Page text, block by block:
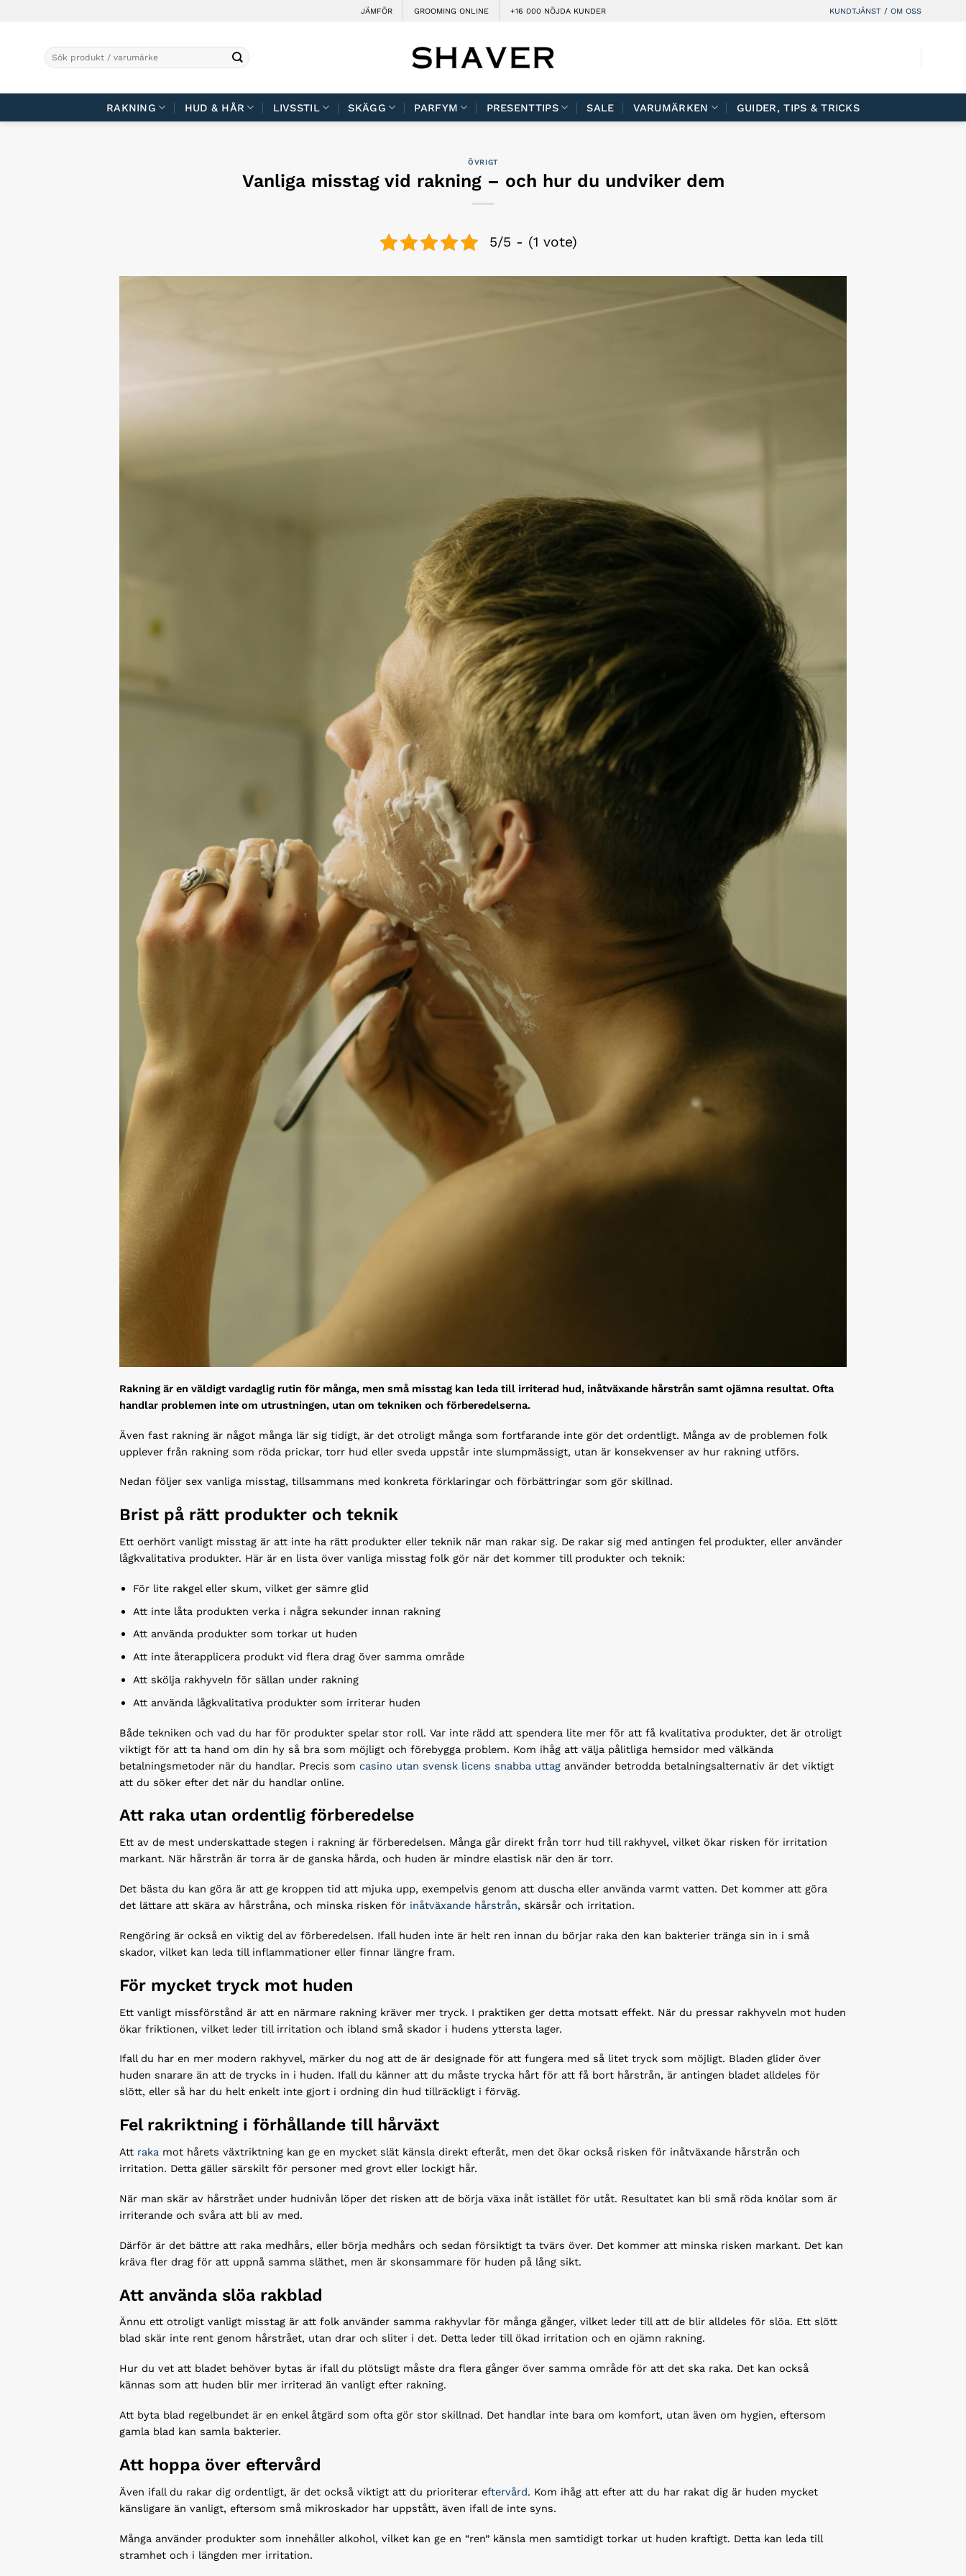
JÄMFÖR GROOMING ONLINE +16 000 NÖJDA KUNDER KUNDTJÄNST / OM OSS
Sök
efter:
RAKNING HUD & HÅR LIVSSTIL SKÄGG PARFYM PRESENTTIPS SALE VARUMÄRKEN GUIDER, TIPS & TRICKS
ÖVRIGT
Vanliga misstag vid rakning – och hur du undviker dem
5/5 - (1 vote)
Rakning är en väldigt vardaglig rutin för många, men små misstag kan leda till irriterad hud, inåtväxande hårstrån samt ojämna resultat. Ofta
handlar problemen inte om utrustningen, utan om tekniken och förberedelserna.
Även fast rakning är något många lär sig tidigt, är det otroligt många som fortfarande inte gör det ordentligt. Många av de problemen folk
upplever från rakning som röda prickar, torr hud eller sveda uppstår inte slumpmässigt, utan är konsekvenser av hur rakning utförs.
Nedan följer sex vanliga misstag, tillsammans med konkreta förklaringar och förbättringar som gör skillnad.
Brist på rätt produkter och teknik
Ett oerhört vanligt misstag är att inte ha rätt produkter eller teknik när man rakar sig. De rakar sig med antingen fel produkter, eller använder
lågkvalitativa produkter. Här är en lista över vanliga misstag folk gör när det kommer till produkter och teknik:
För lite rakgel eller skum, vilket ger sämre glid
Att inte låta produkten verka i några sekunder innan rakning
Att använda produkter som torkar ut huden
Att inte återapplicera produkt vid flera drag över samma område
Att skölja rakhyveln för sällan under rakning
Att använda lågkvalitativa produkter som irriterar huden
Både tekniken och vad du har för produkter spelar stor roll. Var inte rädd att spendera lite mer för att få kvalitativa produkter, det är otroligt
viktigt för att ta hand om din hy så bra som möjligt och förebygga problem. Kom ihåg att välja pålitliga hemsidor med välkända
betalningsmetoder när du handlar. Precis somcasino utan svensk licens snabba uttag använder betrodda betalningsalternativ är det viktigt
att du söker efter det när du handlar online.
Att raka utan ordentlig förberedelse
Ett av de mest underskattade stegen i rakning är förberedelsen. Många går direkt från torr hud till rakhyvel, vilket ökar risken för irritation
markant. När hårstrån är torra är de ganska hårda, och huden är mindre elastisk när den är torr.
Det bästa du kan göra är att ge kroppen tid att mjuka upp, exempelvis genom att duscha eller använda varmt vatten. Det kommer att göra
det lättare att skära av hårstråna, och minska risken för inåtväxande hårstrån, skärsår och irritation.
Rengöring är också en viktig del av förberedelsen. Ifall huden inte är helt ren innan du börjar raka den kan bakterier tränga sin in i små
skador, vilket kan leda till inflammationer eller finnar längre fram.
För mycket tryck mot huden
Ett vanligt missförstånd är att en närmare rakning kräver mer tryck. I praktiken ger detta motsatt effekt. När du pressar rakhyveln mot huden
ökar friktionen, vilket leder till irritation och ibland små skador i hudens yttersta lager.
Ifall du har en mer modern rakhyvel, märker du nog att de är designade för att fungera med så litet tryck som möjligt. Bladen glider över
huden snarare än att de trycks in i huden. Ifall du känner att du måste trycka hårt för att få bort hårstrån, är antingen bladet alldeles för
slött, eller så har du helt enkelt inte gjort i ordning din hud tillräckligt i förväg.
Fel rakriktning i förhållande till hårväxt
Att raka mot hårets växtriktning kan ge en mycket slät känsla direkt efteråt, men det ökar också risken för inåtväxande hårstrån och
irritation. Detta gäller särskilt för personer med grovt eller lockigt hår.
När man skär av hårstrået under hudnivån löper det risken att de börja växa inåt istället för utåt. Resultatet kan bli små röda knölar som är
irriterande och svåra att bli av med.
Därför är det bättre att raka medhårs, eller börja medhårs och sedan försiktigt ta tvärs över. Det kommer att minska risken markant. Det kan
kräva fler drag för att uppnå samma släthet, men är skonsammare för huden på lång sikt.
Att använda slöa rakblad
Ännu ett otroligt vanligt misstag är att folk använder samma rakhyvlar för många gånger, vilket leder till att de blir alldeles för slöa. Ett slött
blad skär inte rent genom hårstrået, utan drar och sliter i det. Detta leder till ökad irritation och en ojämn rakning.
Hur du vet att bladet behöver bytas är ifall du plötsligt måste dra flera gånger över samma område för att det ska raka. Det kan också
kännas som att huden blir mer irriterad än vanligt efter rakning.
Att byta blad regelbundet är en enkel åtgärd som ofta gör stor skillnad. Det handlar inte bara om komfort, utan även om hygien, eftersom
gamla blad kan samla bakterier.
Att hoppa över eftervård
Även ifall du rakar dig ordentligt, är det också viktigt att du prioriterar eftervård. Kom ihåg att efter att du har rakat dig är huden mycket
känsligare än vanligt, eftersom små mikroskador har uppstått, även ifall de inte syns.
Många använder produkter som innehåller alkohol, vilket kan ge en “ren” känsla men samtidigt torkar ut huden kraftigt. Detta kan leda till
stramhet och i längden mer irritation.